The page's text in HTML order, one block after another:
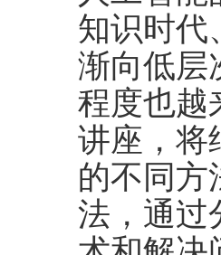
知识时代
渐向低层
程度也越
讲座，将
的不同方
法，通过